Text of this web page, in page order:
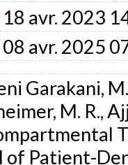
18 avr. 2023
08 avr. 2025
Garakani,
M. R.,
of Patient-